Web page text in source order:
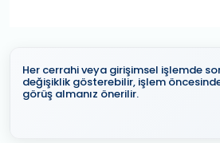
Her cerrahi veya girişimsel işlemde
değişiklik gösterebilir, işlem
görüş almanız önerilir.